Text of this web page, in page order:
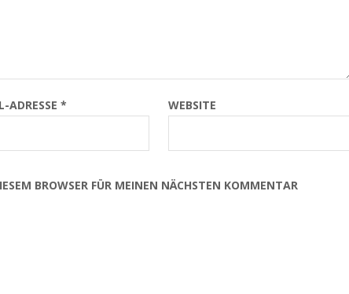
ADRESSE * WEBSITE
BROWSER FÜR MEINEN NÄCHSTEN KOMMENTAR